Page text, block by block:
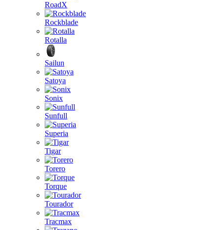
RoadX
Rockblade
Rotalla
Sailun
Satoya
Sonix
Sunfull
Superia
Tigar
Torero
Torque
Tourador
Tracmax